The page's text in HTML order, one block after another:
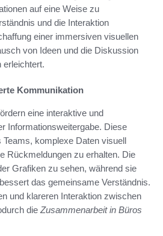
auf eine Weise zu
und die Interaktion
einer immersiven visuellen
von Ideen und die Diskussion
erleichtert.
Kommunikation
eine interaktive und
Informationsweitergabe. Diese
komplexe Daten visuell
Rückmeldungen zu erhalten. Die
Grafiken zu sehen, während sie
das gemeinsame Verständnis.
und klareren Interaktion zwischen
die Zusammenarbeit in Büros